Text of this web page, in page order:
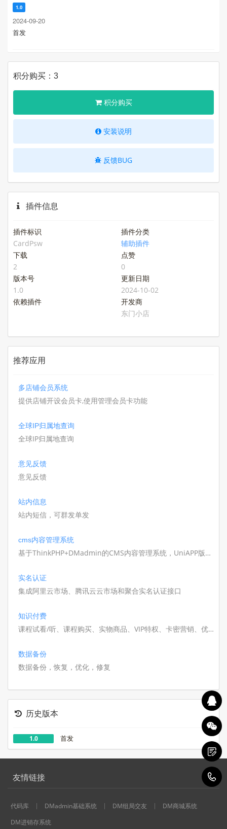
1.0
2024-09-20
首发
积分购买：3
积分购买
安装说明
反馈BUG
插件信息
插件标识
CardPsw
插件分类
辅助插件
下载
2
点赞
0
版本号
1.0
更新日期
2024-10-02
依赖插件
开发商
东门小店
推荐应用
多店铺会员系统
提供店铺开设会员卡,使用管理会员卡功能
全球IP归属地查询
全球IP归属地查询
意见反馈
意见反馈
站内信息
站内短信，可群发单发
cms内容管理系统
基于ThinkPHP+DMadmin的CMS内容管理系统，UniAPP版本
实名认证
集成阿里云市场、腾讯云云市场和聚合实名认证接口
知识付费
课程试看/听、课程购买、实物商品、VIP特权、卡密营销、优
一站式搭建知识付费平台，助力内容快速变现。
数据备份
数据备份，恢复，优化，修复
历史版本
1.0 首发
友情链接
代码库 DMadmin基础系统 DM组局交友
DM商城系统
DM进销存系统